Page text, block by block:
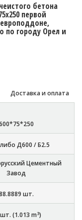
бетона
первой
по городу Орел и
Доставка и оплата
Д600 / Б2.5
Цементный
Завод
шт.
шт. (1.013 m3)